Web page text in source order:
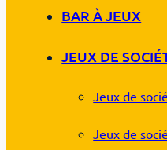
BAR À JEUX
JEUX DE
Jeux de
Jeux de